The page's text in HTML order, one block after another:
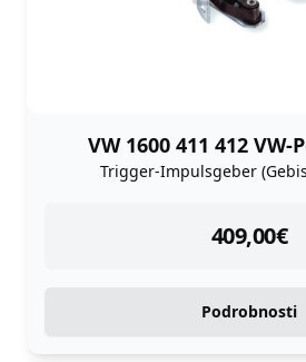
VW 1600 411 412 VW-
Trigger-Impulsgeber
409,00€
instock
Podrobnosti